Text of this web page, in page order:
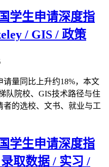
学生申请深度指
/ GIS / 政策
请量同比上升约18%，本文
队院校、GIS技术路径与住
的选校、文书、就业与工
学生申请深度指
取数据 / 实习 /